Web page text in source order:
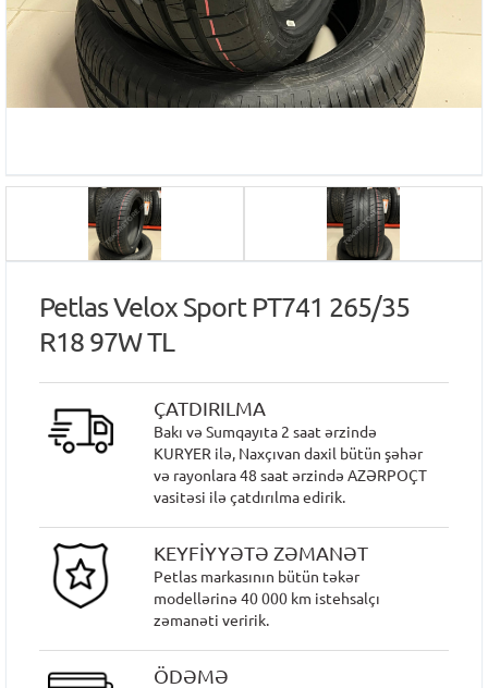
Petlas Velox Sport PT741 265/35
R18 97W TL
ÇATDIRILMA
Bakı və Sumqayıta 2 saat ərzində
KURYER ilə, Naxçıvan daxil bütün şəhər
və rayonlara 48 saat ərzində AZƏRPOÇT
vasitəsi ilə çatdırılma edirik.
KEYFİYYƏTƏ ZƏMANƏT
Petlas markasının bütün təkər
modellərinə 40 000 km istehsalçı
zəmanəti veririk.
ÖDƏMƏ